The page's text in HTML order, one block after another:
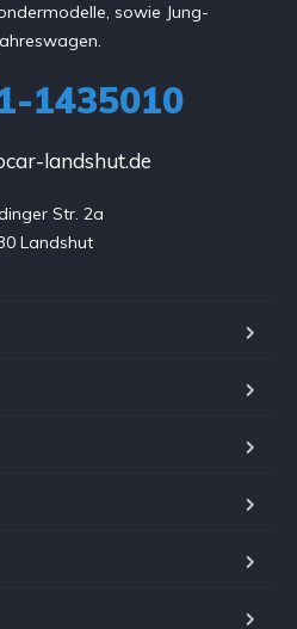
sowie Jung-
1435010
landshut.de
Str. 2a
Landshut